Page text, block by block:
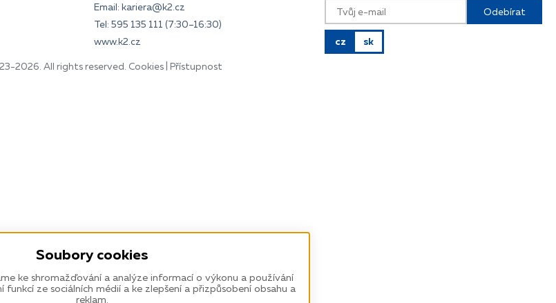
Email: kariera@k2.cz
Tel: 595 135 111 (7:30–16:30)
www.k2.cz
Odebírat
cz sk
2026. All rights reserved. Cookies| Přístupnost
Soubory cookies
ke shromažďování a analýze informací o výkonu a používání
ze sociálních médií a ke zlepšení a přizpůsobení obsahu a
reklam.